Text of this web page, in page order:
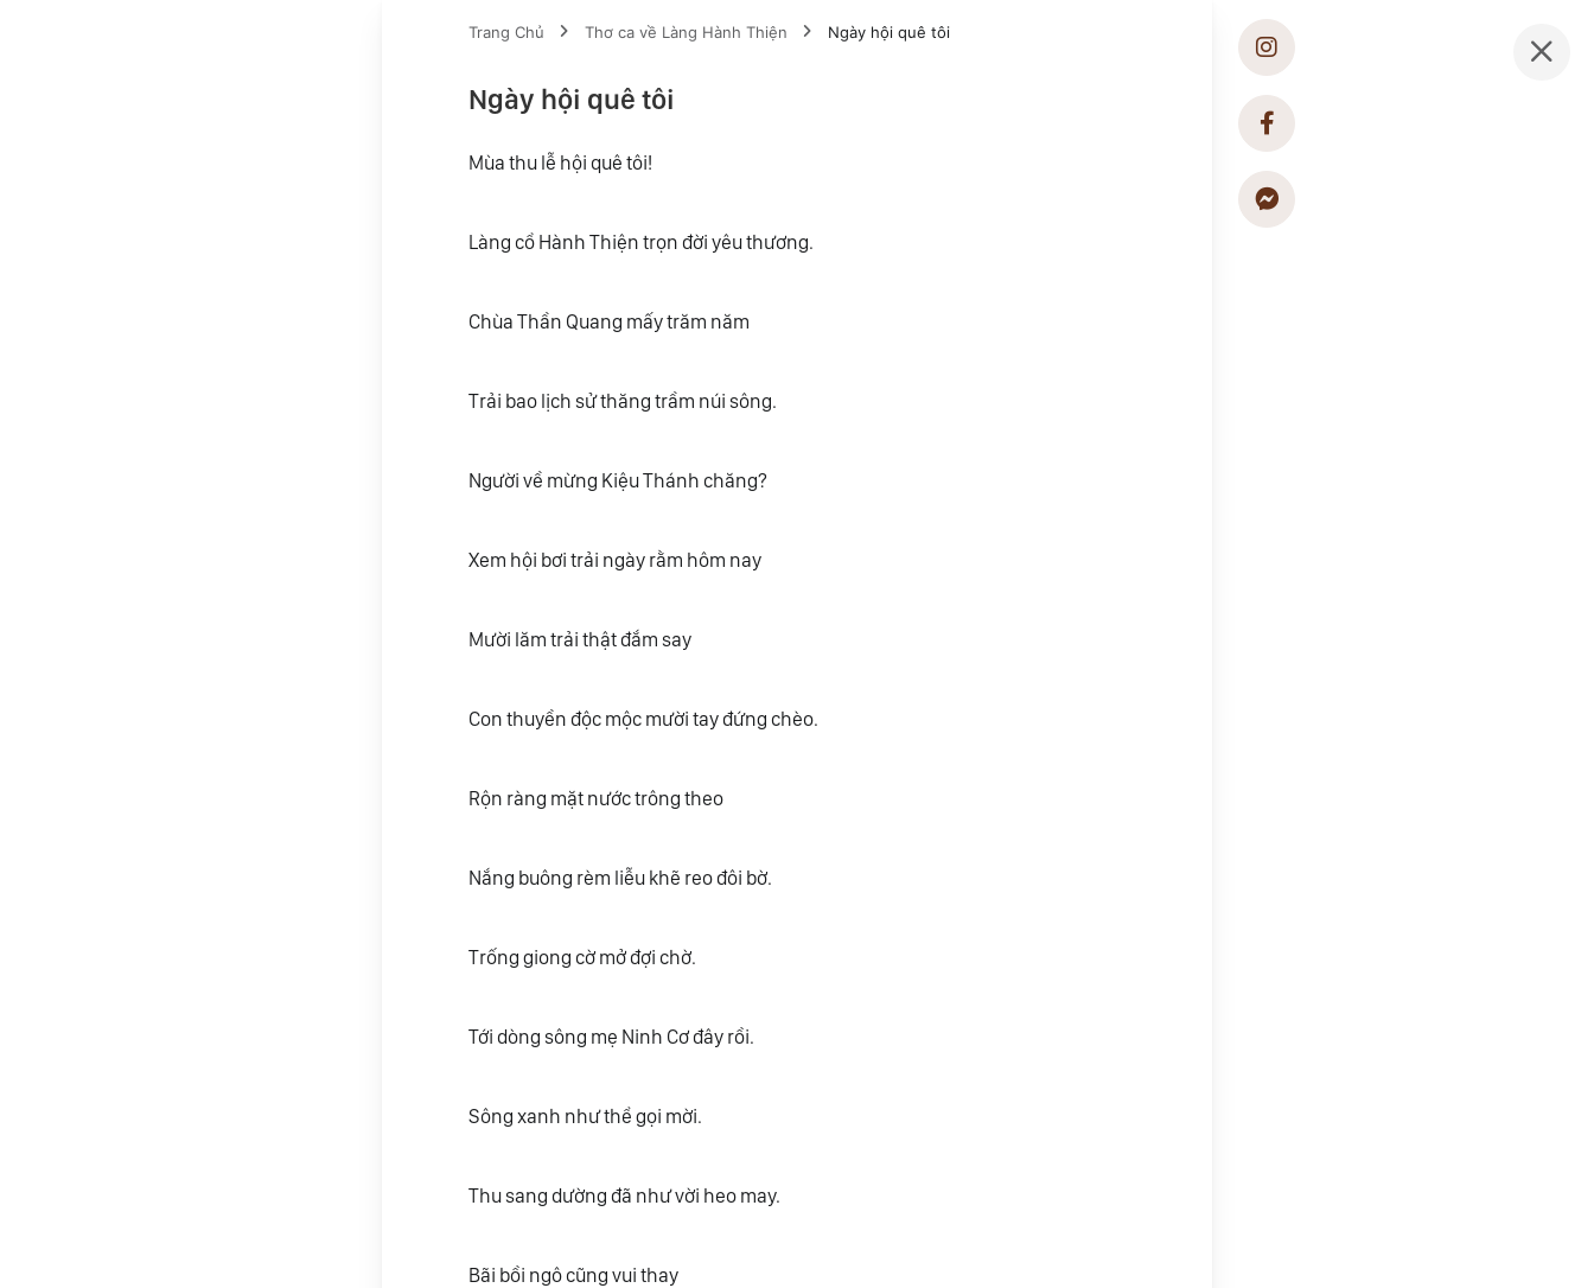
Trang Chủ Thơ ca về Làng Hành Thiện Ngày hội quê tôi
Ngày hội quê tôi
Mùa thu lễ hội quê tôi!
Làng cổ Hành Thiện trọn đời yêu thương.
Chùa Thần Quang mấy trăm năm
Trải bao lịch sử thăng trầm núi sông.
Người về mừng Kiệu Thánh chăng?
Xem hội bơi trải ngày rằm hôm nay
Mười lăm trải thật đắm say
Con thuyền độc mộc mười tay đứng chèo.
Rộn ràng mặt nước trông theo
Nắng buông rèm liễu khẽ reo đôi bờ.
Trống giong cờ mở đợi chờ.
Tới dòng sông mẹ Ninh Cơ đây rồi.
Sông xanh như thể gọi mời.
Thu sang dường đã như vời heo may.
Bãi bồi ngô cũng vui thay